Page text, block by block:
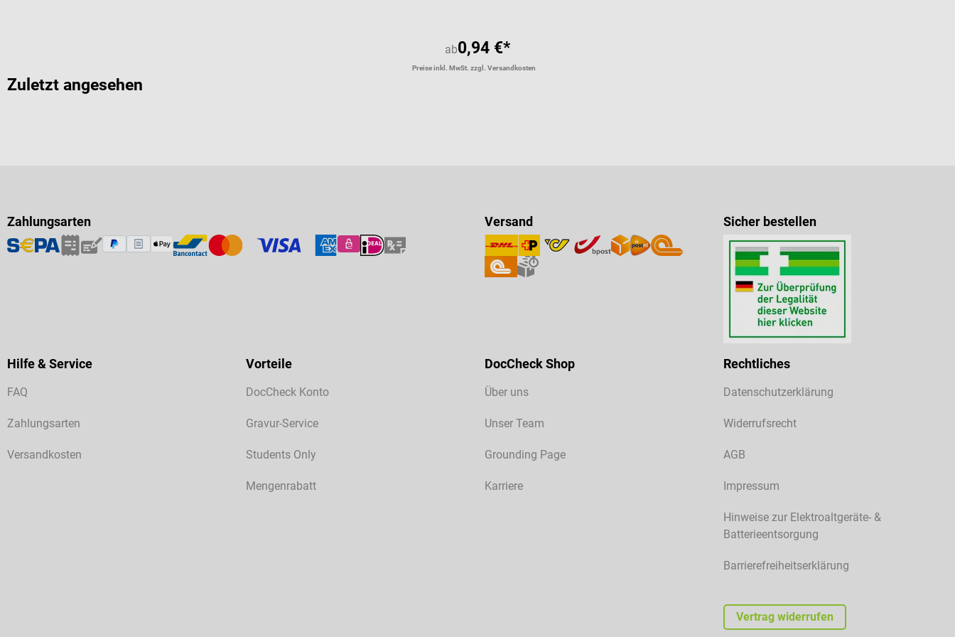
ab0,94 €*
Preise inkl. MwSt. zzgl. Versandkosten
Zuletzt angesehen
Zahlungsarten Versand Sicher bestellen
Hilfe & Service
FAQ
Zahlungsarten
Versandkosten
Vorteile
DocCheck Konto
Gravur-Service
Students Only
Mengenrabatt
DocCheck Shop
Über uns
Unser Team
Grounding Page
Karriere
Rechtliches
Datenschutzerklärung
Widerrufsrecht
AGB
Impressum
Hinweise zur Elektroaltgeräte- &
Batterieentsorgung
Barrierefreiheitserklärung
Vertrag widerrufen